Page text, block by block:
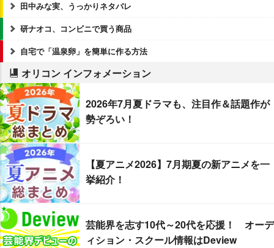
田中みな実、うっかりネタバレ
研ナオコ、コンビニで買う商品
自宅で「温泉卵」を簡単に作る方法
オリコン インフォメーション
2026年7月夏ドラマも、注目作＆話題作が
勢ぞろい！
【夏アニメ2026】7月期夏の新アニメを一
挙紹介！
芸能界を志す10代～20代を応援！ オーデ
ィション・スクール情報はDeview